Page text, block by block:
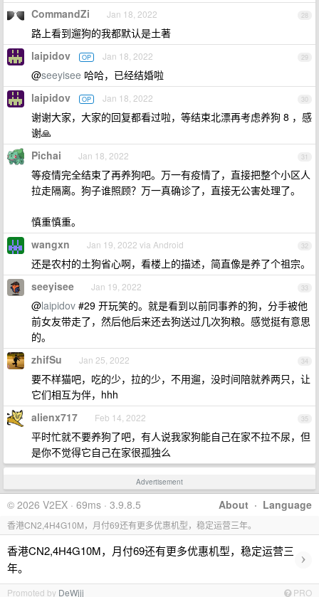
28
CommandZi Jan 18, 2022
路上看到遛狗的我都默认是土著
29
laipidov OP Jan 18, 2022
@seeyisee 哈哈，已经结婚啦
30
laipidov OP Jan 18, 2022
谢谢大家，大家的回复都看过啦，等结束北漂再考虑养狗 8 ，感
谢🙏
31
Pichai Jan 18, 2022
等疫情完全结束了再养狗吧。万一有疫情了，直接把整个小区人
拉走隔离。狗子谁照顾？万一真确诊了，直接无公害处理了。
慎重慎重。
32
wangxn Jan 19, 2022 via Android
还是农村的土狗省心啊，看楼上的描述，简直像是养了个祖宗。
33
seeyisee Jan 19, 2022
@laipidov #29 开玩笑的。就是看到以前同事养的狗，分手被他
前女友带走了，然后他后来还去狗送过几次狗粮。感觉挺有意思
的。
34
zhifSu Jan 25, 2022
要不样猫吧，吃的少，拉的少，不用遛，没时间陪就养两只，让
它们相互为伴，hhh
35
alienx717 Feb 14, 2022
平时忙就不要养狗了吧，有人说我家狗能自己在家不拉不尿，但
是你不觉得它自己在家很孤独么
Advertisement
About · Language
© 2026 V2EX · 69ms · 3.9.8.5
香港CN2,4H4G10M，月付69还有更多优惠机型，稳定运营三年。
香港CN2,4H4G10M，月付69还有更多优惠机型，稳定运营三
年。
›
Promoted by DeWjjj PRO